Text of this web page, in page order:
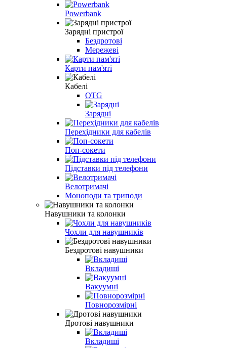
Powerbank
Зарядні пристрої
Бездротові
Мережеві
Карти пам'яті
Кабелі
OTG
Зарядні
Перехідники для кабелів
Поп-сокети
Підставки під телефони
Велотримачі
Моноподи та триподи
Навушники та колонки
Чохли для навушників
Бездротові навушники
Вкладиші
Вакуумні
Повнорозмірні
Дротові навушники
Вкладиші